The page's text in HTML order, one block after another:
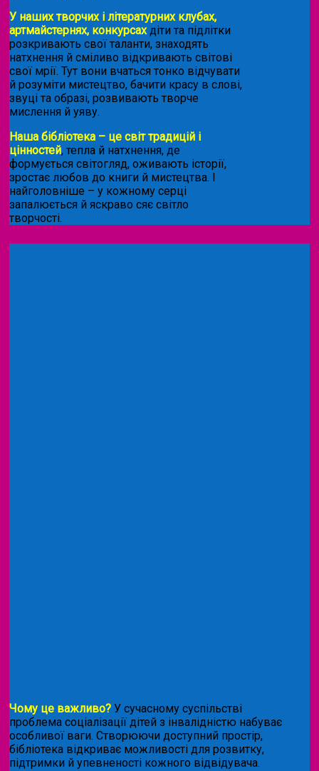
У наших творчих і літературних клубах,
артмайстернях, конкурсахдіти та підлітки
розкривають свої таланти, знаходять
натхнення й сміливо відкривають світові
свої мрії. Тут вони вчаться тонко відчувати
й розуміти мистецтво, бачити красу в слові,
звуці та образі, розвивають творче
мислення й уяву.
Наша бібліотека – це світ традицій і
цінностей, тепла й натхнення, де
формується світогляд, оживають історії,
зростає любов до книги й мистецтва. І
найголовніше – у кожному серці
запалюється й яскраво сяє світло
творчості.
Чому це важливо? У сучасному суспільстві
проблема соціалізації дітей з інвалідністю набуває
особливої ваги. Створюючи доступний простір,
бібліотека відкриває можливості для розвитку,
підтримки й упевненості кожного відвідувача.